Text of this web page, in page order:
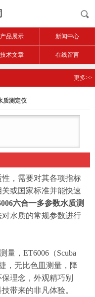
产品展示 新闻中心
技术文章 在线留言
更多>>
质测定仪
，需要对其各项指标
或国家标准并能快速
六合一多参数水质测
水质的常规参数进行
量，ET6006（Scuba
，无比色皿测量，降
理念，外观精巧别
带来的非凡体验。